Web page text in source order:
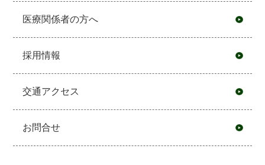
医療関係者の方へ
採用情報
交通アクセス
お問合せ